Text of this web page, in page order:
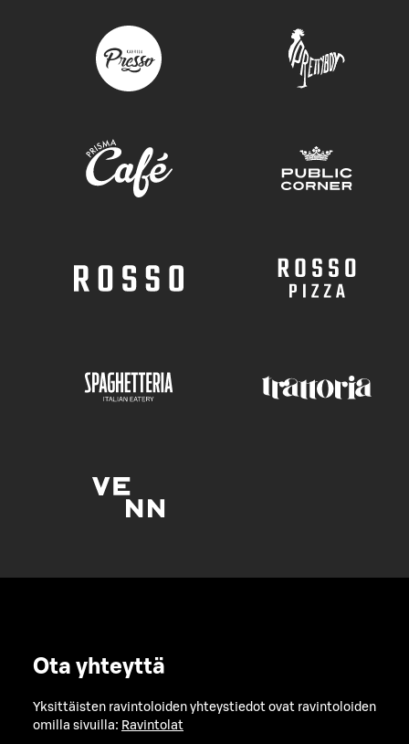
Ota yhteyttä
Yksittäisten ravintoloiden yhteystiedot ovat ravintoloiden
omilla sivuilla: Ravintolat